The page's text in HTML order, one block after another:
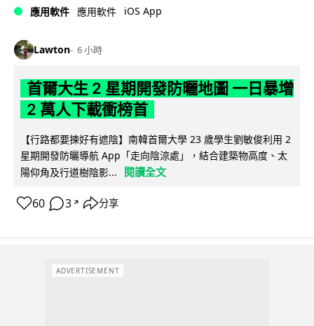
應用軟件 應用軟件 iOS App
Lawton 6 小時
首爾大生 2 星期開發防曬地圖 一日暴增
2 萬人下載衝榜首
【行路都要揀好有遮陰】南韓首爾大學 23 歲學生劉敏俊利用 2
星期開發防曬導航 App「走向陰涼處」，結合建築物高度、太
陽仰角及行道樹陰影...
閱讀全文
60 3 ↗ 分享
ADVERTISEMENT